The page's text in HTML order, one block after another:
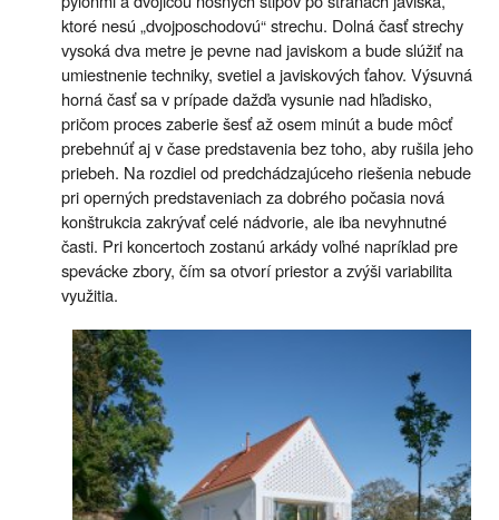
ktoré nesú „dvojposchodovú“ strechu. Dolná časť strechy
vysoká dva metre je pevne nad javiskom a bude slúžiť na
umiestnenie techniky, svetiel a javiskových ťahov. Výsuvná
horná časť sa v prípade dažďa vysunie nad hľadisko,
pričom proces zaberie šesť až osem minút a bude môcť
prebehnúť aj v čase predstavenia bez toho, aby rušila jeho
priebeh. Na rozdiel od predchádzajúceho riešenia nebude
pri operných predstaveniach za dobrého počasia nová
konštrukcia zakrývať celé nádvorie, ale iba nevyhnutné
časti. Pri koncertoch zostanú arkády voľné napríklad pre
spevácke zbory, čím sa otvorí priestor a zvýši variabilita
využitia.